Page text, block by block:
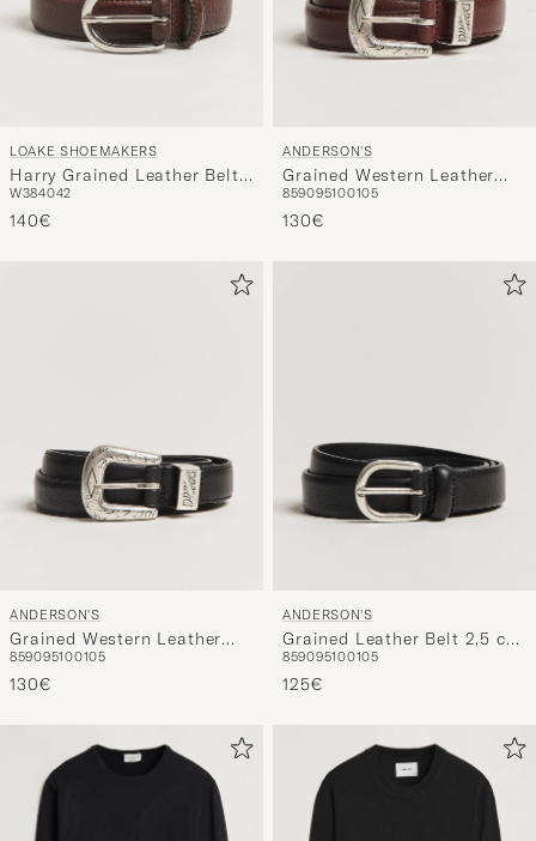
LOAKE SHOEMAKERS
Harry Grained Leather Belt
Dark Brown
W384042
140€
ANDERSON'S
Grained Western Leather
Belt 2,5 cm Brown
859095100105
130€
ANDERSON'S
Grained Western Leather
Belt 2,5 cm Black
859095100105
130€
ANDERSON'S
Grained Leather Belt 2,5 cm
Black
859095100105
125€